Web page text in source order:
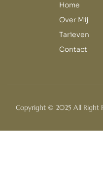
Home
Over Mij
Tarieven
Contact
Copyright © 2025 All Right